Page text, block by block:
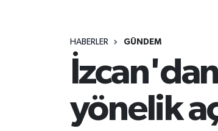
HABERLER GÜNDEM
yönelik